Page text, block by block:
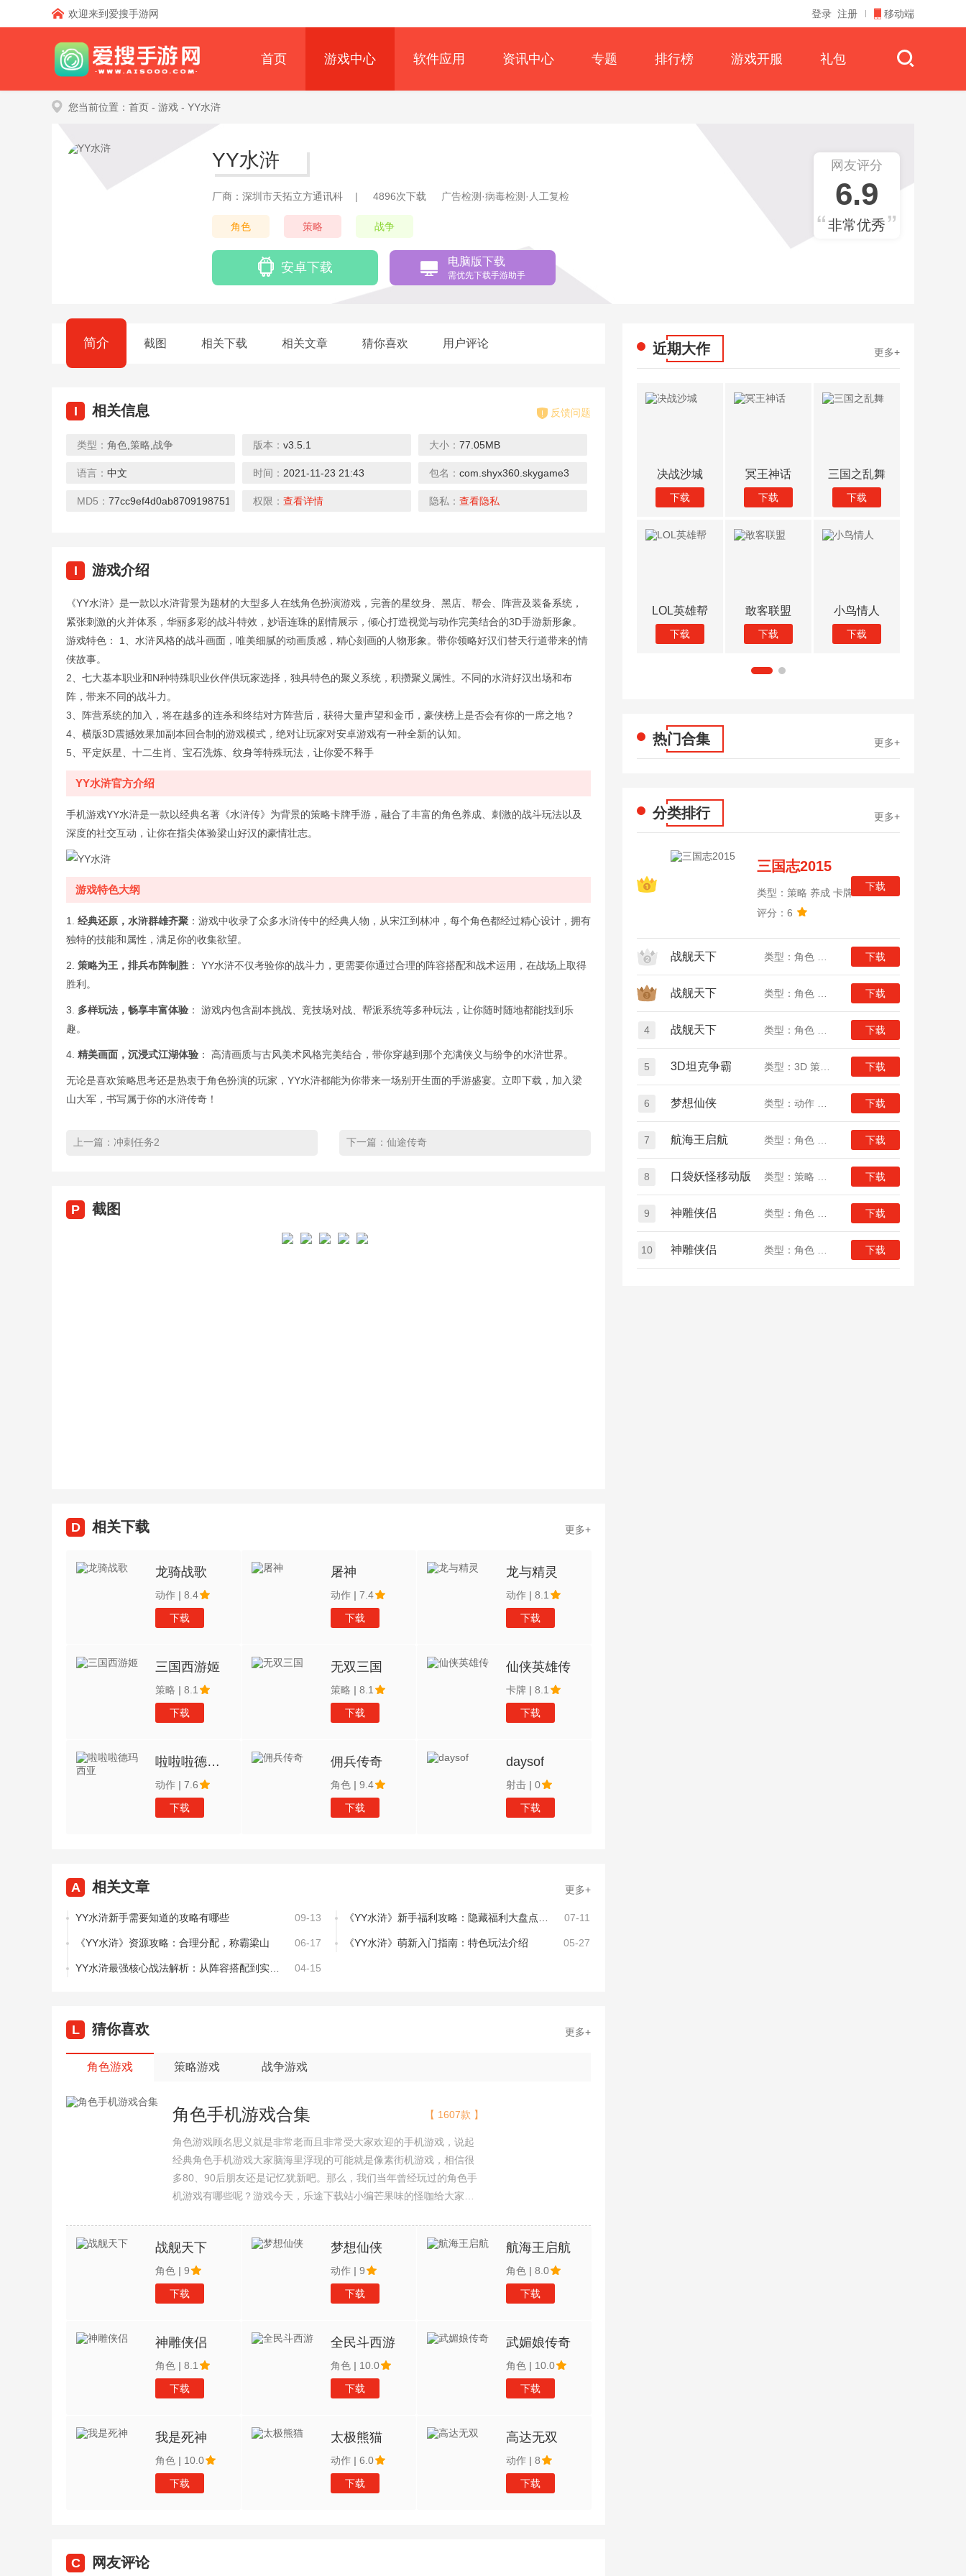
欢迎来到爱搜手游网 登录 注册 移动端
首页 游戏中心 软件应用 资讯中心 专题 排行榜 游戏开服 礼包
您当前位置： 首页 - 游戏 - YY水浒
YY水浒
厂商：深圳市天拓立方通讯科 | 4896次下载 广告检测·病毒检测·人工复检
角色 策略 战争
安卓下载 电脑版下载
需优先下载手游助手
网友评分
6.9
非常优秀
简介 截图 相关下载 相关文章 猜你喜欢 用户评论
I 相关信息 反馈问题
类型： 角色 策略 战争 版本： v3.5.1 大小： 77.05MB
语言： 中文 时间： 2021-11-23 21:43 包名： com.shyx360.skygame3
MD5： 77cc9ef4d0ab8709198751b8e2706fcc
权限： 查看详情 隐私： 查看隐私
I 游戏介绍
《YY水浒》是一款以水浒背景为题材的大型多人在线角色扮演游戏，完善的星纹身、黑店、帮会、阵营及装备系统，
紧张刺激的火并体系，华丽多彩的战斗特效，妙语连珠的剧情展示，倾心打造视觉与动作完美结合的3D手游新形象。
游戏特色： 1、水浒风格的战斗画面，唯美细腻的动画质感，精心刻画的人物形象。带你领略好汉们替天行道带来的情
侠故事。
2、七大基本职业和N种特殊职业伙伴供玩家选择，独具特色的聚义系统，积攒聚义属性。不同的水浒好汉出场和布
阵，带来不同的战斗力。
3、阵营系统的加入，将在越多的连杀和终结对方阵营后，获得大量声望和金币，豪侠榜上是否会有你的一席之地？
4、横版3D震撼效果加副本回合制的游戏模式，绝对让玩家对安卓游戏有一种全新的认知。
5、平定妖星、十二生肖、宝石洗炼、纹身等特殊玩法，让你爱不释手
YY水浒官方介绍
手机游戏YY水浒是一款以经典名著《水浒传》为背景的策略卡牌手游，融合了丰富的角色养成、刺激的战斗玩法以及
深度的社交互动，让你在指尖体验梁山好汉的豪情壮志。
游戏特色大纲
1. 经典还原，水浒群雄齐聚 ：游戏中收录了众多水浒传中的经典人物，从宋江到林冲，每个角色都经过精心设计，拥有
独特的技能和属性，满足你的收集欲望。
2. 策略为王，排兵布阵制胜 ： YY水浒不仅考验你的战斗力，更需要你通过合理的阵容搭配和战术运用，在战场上取得
胜利。
3. 多样玩法，畅享丰富体验 ： 游戏内包含副本挑战、竞技场对战、帮派系统等多种玩法，让你随时随地都能找到乐
趣。
4. 精美画面，沉浸式江湖体验 ： 高清画质与古风美术风格完美结合，带你穿越到那个充满侠义与纷争的水浒世界。
无论是喜欢策略思考还是热衷于角色扮演的玩家，YY水浒都能为你带来一场别开生面的手游盛宴。立即下载，加入梁
山大军，书写属于你的水浒传奇！
上一篇： 冲刺任务2 下一篇： 仙途传奇
P 截图
D 相关下载 更多+
龙骑战歌
动作 | 8.4
下载
屠神
动作 | 7.4
下载
龙与精灵
动作 | 8.1
下载
三国西游姬
策略 | 8.1
下载
无双三国
策略 | 8.1
下载
仙侠英雄传
卡牌 | 8.1
下载
啦啦啦德玛西亚
动作 | 7.6
下载
佣兵传奇
角色 | 9.4
下载
daysof
射击 | 0
下载
A 相关文章 更多+
YY水浒新手需要知道的攻略有哪些 09-13 07-11
《YY水浒》资源攻略：合理分配，称霸梁山 06-17 《YY水浒》萌新入门指南：特色玩法介绍 05-27
04-15
L 猜你喜欢 更多+
角色游戏 策略游戏 战争游戏
角色手机游戏合集
角色游戏顾名思义就是非常老而且非常受大家欢迎的手机游戏，说起
经典角色手机游戏大家脑海里浮现的可能就是像素街机游戏，相信很
多80、90后朋友还是记忆犹新吧。那么，我们当年曾经玩过的角色手
机游戏有哪些呢？游戏今天，乐途下载站小编芒果味的怪咖给大家搜
【 1607款 】
战舰天下
角色 | 9
下载
梦想仙侠
动作 | 9
下载
航海王启航
角色 | 8.0
下载
神雕侠侣
角色 | 8.1
下载
全民斗西游
角色 | 10.0
下载
武媚娘传奇
角色 | 10.0
下载
我是死神
角色 | 10.0
下载
太极熊猫
动作 | 6.0
下载
高达无双
动作 | 8
下载
C 网友评论
近期大作 更多+
战场生存20 大炮射手X
下载
机枪打击僵尸
天天坦克大战
下载
游手好闲的僵
下载
子弹少女幻想
下载
决战沙城
下载
冥王神话
下载
三国之乱舞
下载
LOL英雄帮
下载
敢客联盟
下载
小鸟情人
下载
热门合集 更多+
分类排行 更多+
三国志2015
类型：策略 养成 卡牌
评分：6
下载
战舰天下 下载
战舰天下 下载
4 战舰天下 下载
5 3D坦克争霸 下载
6 梦想仙侠 下载
7 航海王启航 下载
8 口袋妖怪移动版 下载
9 神雕侠侣 下载
10 神雕侠侣 下载